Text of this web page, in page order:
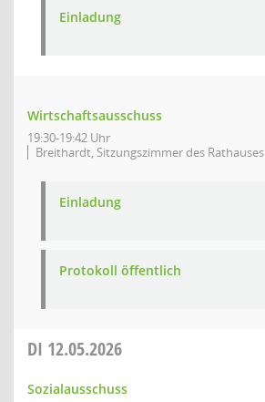
Einladung
Wirtschaftsausschuss
19:30-19:42 Uhr
Breithardt, Sitzungszimmer des Rathauses
Einladung
Protokoll öffentlich
DI 12.05.2026
Sozialausschuss